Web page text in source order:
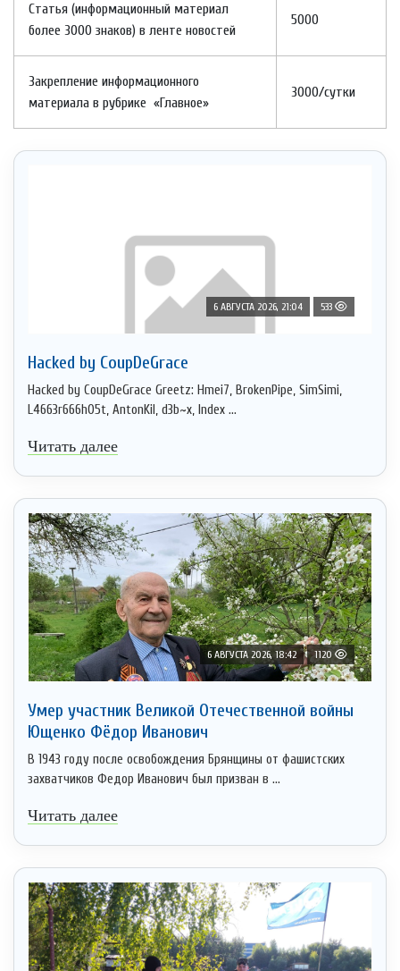
Статья (информационный материал
более 3000 знаков) в ленте новостей
5000
Закрепление информационного
материала в рубрике «Главное»
3000/сутки
6 АВГУСТА 2026, 21:04 533
Hacked by CoupDeGrace
Hacked by CoupDeGrace Greetz: Hmei7, BrokenPipe, SimSimi,
L4663r666h05t, AntonKil, d3b~x, Index ...
Читать далее
6 АВГУСТА 2026, 18:42 1120
Умер участник Великой Отечественной войны
Ющенко Фёдор Иванович
В 1943 году после освобождения Брянщины от фашистских
захватчиков Федор Иванович был призван в ...
Читать далее